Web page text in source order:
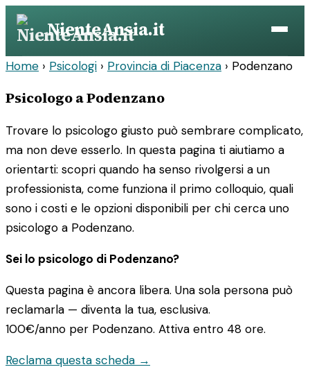
Vai
contenuto
NienteAnsia.it
Home › Psicologi › Provincia di Piacenza › Podenzano
Psicologo a Podenzano
Trovare lo psicologo giusto può sembrare complicato,
ma non deve esserlo. In questa pagina ti aiutiamo a
orientarti: scopri quando ha senso rivolgersi a un
professionista, come funziona il primo colloquio, quali
sono i costi e le opzioni disponibili per chi cerca uno
psicologo a Podenzano.
Sei lo psicologo di Podenzano?
Questa pagina è ancora libera. Una sola persona può
reclamarla — diventa la tua, esclusiva.
100€/anno per Podenzano. Attiva entro 48 ore.
Reclama questa scheda →